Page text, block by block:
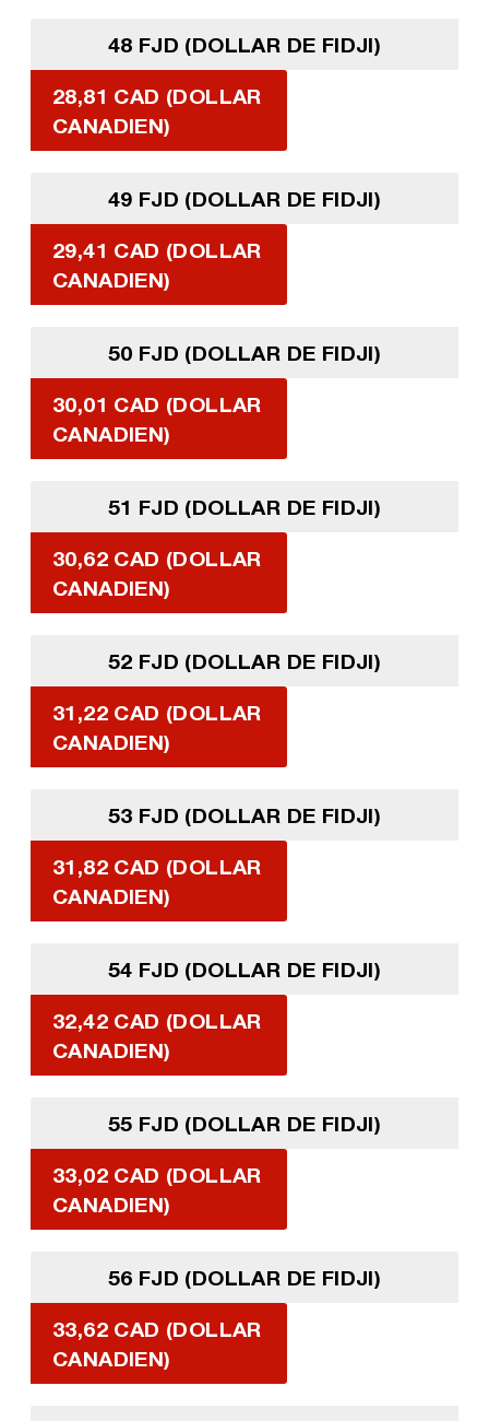
48 FJD (DOLLAR DE FIDJI)
28,81 CAD (DOLLAR
CANADIEN)
49 FJD (DOLLAR DE FIDJI)
29,41 CAD (DOLLAR
CANADIEN)
50 FJD (DOLLAR DE FIDJI)
30,01 CAD (DOLLAR
CANADIEN)
51 FJD (DOLLAR DE FIDJI)
30,62 CAD (DOLLAR
CANADIEN)
52 FJD (DOLLAR DE FIDJI)
31,22 CAD (DOLLAR
CANADIEN)
53 FJD (DOLLAR DE FIDJI)
31,82 CAD (DOLLAR
CANADIEN)
54 FJD (DOLLAR DE FIDJI)
32,42 CAD (DOLLAR
CANADIEN)
55 FJD (DOLLAR DE FIDJI)
33,02 CAD (DOLLAR
CANADIEN)
56 FJD (DOLLAR DE FIDJI)
33,62 CAD (DOLLAR
CANADIEN)